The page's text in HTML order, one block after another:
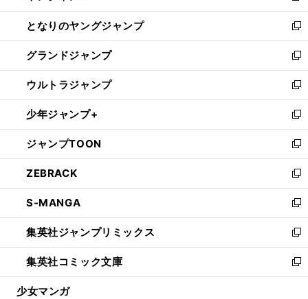
開
く
ン
ド
ウ
で
開
く
ウ
ィ
ン
ド
ウ
で
開
く
し
い
ウ
ィ
ン
ド
ウ
で
開
く
となりのヤングジャンプ
新
し
い
ウ
ィ
ン
ド
ウ
で
開
く
グランドジャンプ
新
し
い
ウ
ィ
ン
ド
ウ
で
開
く
ウルトラジャンプ
新
し
い
ウ
ィ
ン
ド
ウ
で
開
く
少年ジャンプ+
新
し
い
ウ
ィ
ン
ド
ウ
で
開
く
ジャンプTOON
新
し
い
ウ
ィ
ン
ド
ウ
で
開
ZEBRACK
新
し
い
ウ
ィ
ン
ド
ウ
S-MANGA
新
し
い
ウ
ィ
ン
集英社ジャンプリミックス
新
し
い
ウ
集英社コミック文庫
新
し
少女マンガ